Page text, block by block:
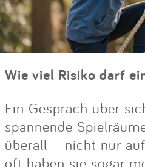
Wie viel Risiko darf
Ein Gespräch über
spannende
überall – nicht nur
oft haben sie sogar